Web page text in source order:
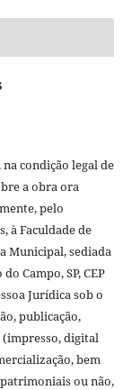
condição legal de
a obra ora
pelo
à Faculdade de
Municipal, sediada
Campo, SP, CEP
Jurídica sob o
publicação,
digital
bem
ou não,